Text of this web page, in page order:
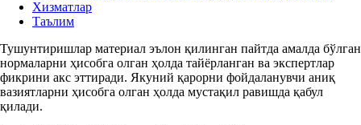
Хизматлар
Таълим
Тушунтиришлар материал эълон қилинган пайтда амалда бўлган
нормаларни ҳисобга олган ҳолда тайёрланган ва экспертлар
фикрини акс эттиради. Якуний қарорни фойдаланувчи аниқ
вазиятларни ҳисобга олган ҳолда мустақил равишда қабул
қилади.